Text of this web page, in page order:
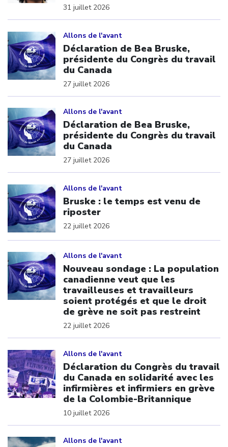
31 juillet 2026
Allons de l'avant
Déclaration de Bea Bruske,
présidente du Congrès du travail
du Canada
27 juillet 2026
Allons de l'avant
Déclaration de Bea Bruske,
présidente du Congrès du travail
du Canada
27 juillet 2026
Allons de l'avant
Bruske : le temps est venu de
riposter
22 juillet 2026
Allons de l'avant
Nouveau sondage : La population
canadienne veut que les
travailleuses et travailleurs
soient protégés et que le droit
de grève ne soit pas restreint
22 juillet 2026
Allons de l'avant
Déclaration du Congrès du travail
du Canada en solidarité avec les
infirmières et infirmiers en grève
de la Colombie-Britannique
10 juillet 2026
Allons de l'avant